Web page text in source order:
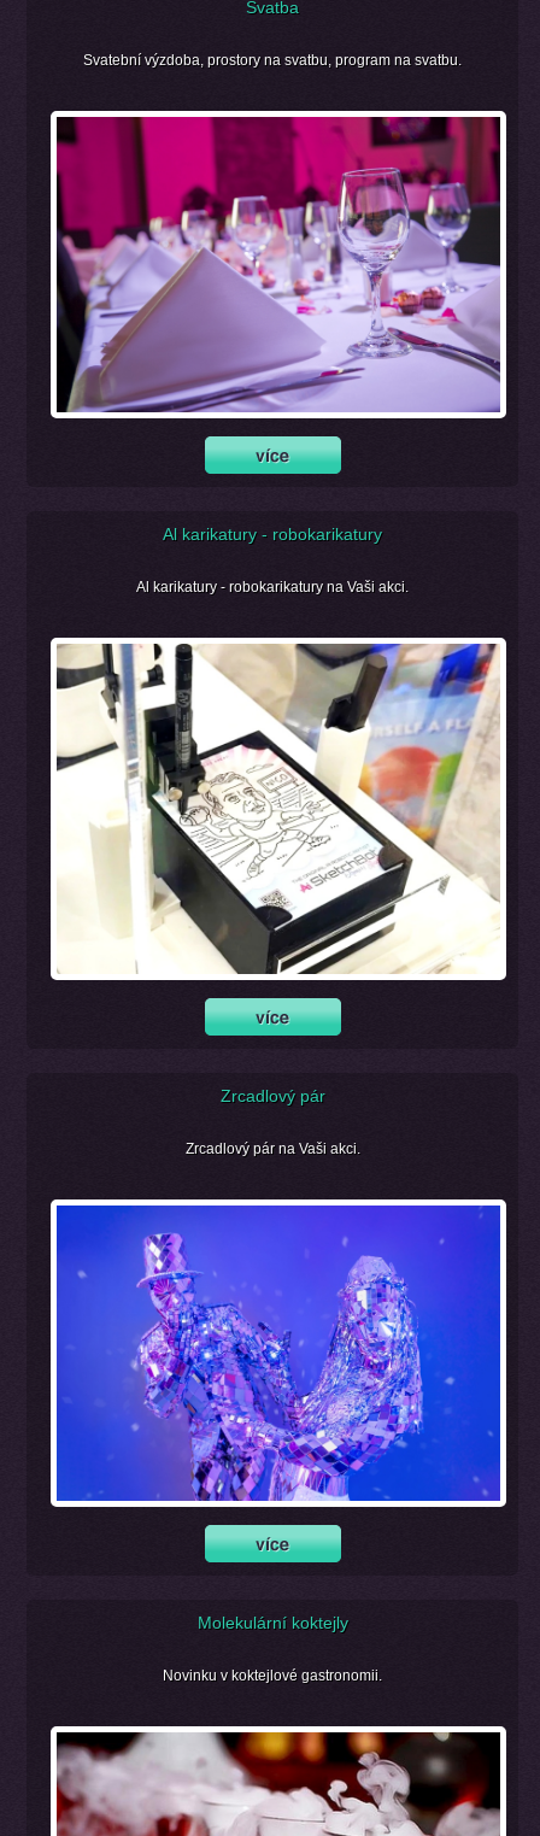
Svatba
Svatební výzdoba, prostory na svatbu, program na svatbu.
Al karikatury - robokarikatury
Al karikatury - robokarikatury na Vaši akci.
Zrcadlový pár
Zrcadlový pár na Vaši akci.
Molekulární koktejly
Novinku v koktejlové gastronomii.